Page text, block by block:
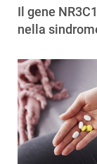
Il gene
nella